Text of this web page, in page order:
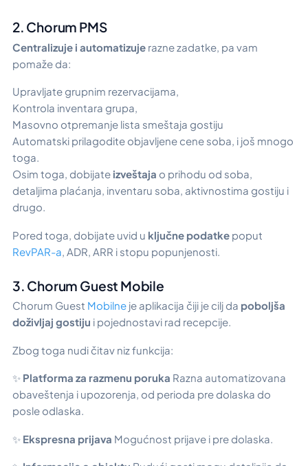
2. Chorum PMS
Centralizuje i automatizuje razne zadatke, pa vam
pomaže da:
Upravljate grupnim rezervacijama,
Kontrola inventara grupa,
Masovno otpremanje lista smeštaja gostiju
Automatski prilagodite objavljene cene soba, i još mnogo
toga.
Osim toga, dobijate izveštaja o prihodu od soba,
detaljima plaćanja, inventaru soba, aktivnostima gostiju i
drugo.
Pored toga, dobijate uvid u ključne podatke poput
RevPAR-a , ADR, ARR i stopu popunjenosti.
3. Chorum Guest Mobile
Chorum Guest Mobilne je aplikacija čiji je cilj da poboljša
doživljaj gostiju i pojednostavi rad recepcije.
Zbog toga nudi čitav niz funkcija:
✨ Platforma za razmenu poruka Razna automatizovana
obaveštenja i upozorenja, od perioda pre dolaska do
posle odlaska.
✨ Ekspresna prijava Mogućnost prijave i pre dolaska.